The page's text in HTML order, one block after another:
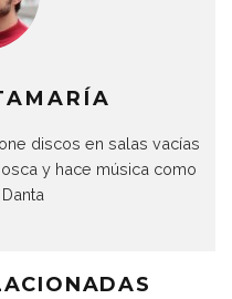
discos en salas vacías
y hace música como